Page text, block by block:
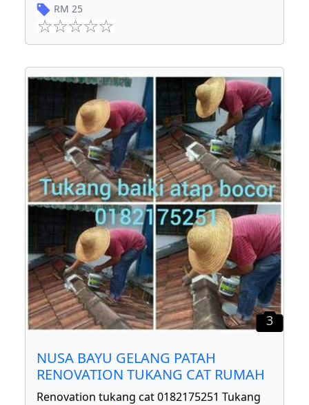
RM 25
3
NUSA BAYU GELANG PATAH
RENOVATION TUKANG CAT RUMAH
Renovation tukang cat 0182175251 Tukang